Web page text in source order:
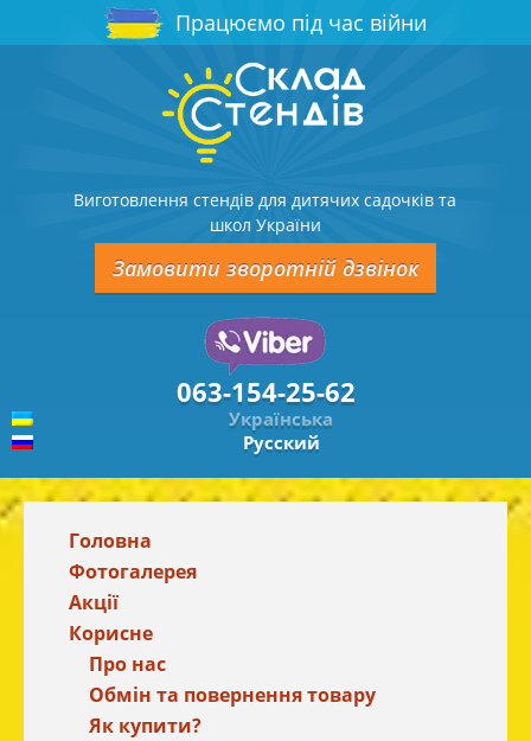
Працюємо під час війни
Виготовлення стендів для дитячих садочків та
школ України
Замовити зворотній дзвінок
063-154-25-62
Українська
Русский
Головна
Фотогалерея
Акції
Корисне
Про нас
Обмін та повернення товару
Як купити?